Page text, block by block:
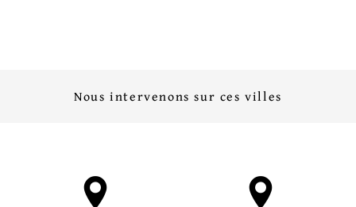
Nous intervenons sur ces villes